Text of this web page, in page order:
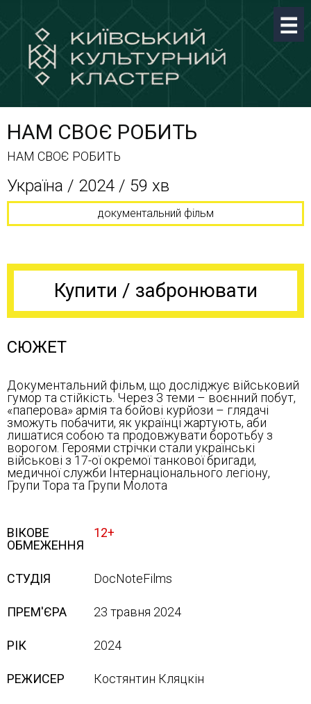
НАМ СВОЄ РОБИТЬ
НАМ СВОЄ РОБИТЬ
Україна / 2024 / 59 хв
документальний фільм
Купити / забронювати
СЮЖЕТ
Документальний фільм, що досліджує військовий
гумор та стійкість. Через 3 теми – воєнний побут,
«паперова» армія та бойові курйози – глядачі
зможуть побачити, як українці жартують, аби
лишатися собою та продовжувати боротьбу з
ворогом. Героями стрічки стали українські
військові з 17-ої окремої танкової бригади,
медичної служби Інтернаціонального легіону,
Групи Тора та Групи Молота
ВІКОВЕ
ОБМЕЖЕННЯ
12+
СТУДІЯ DocNoteFilms
ПРЕМ'ЄРА 23 травня 2024
РІК 2024
РЕЖИСЕР Костянтин Кляцкін